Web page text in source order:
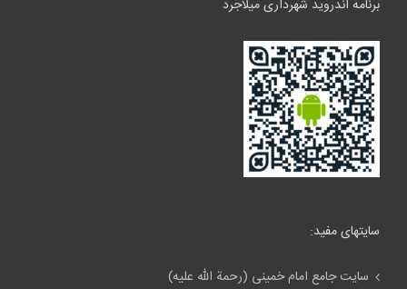
برنامه اندروید شهرداری میلاجرد
سایتهای مفید:
سایت جامع امام خمینی (رحمة الله علیه)